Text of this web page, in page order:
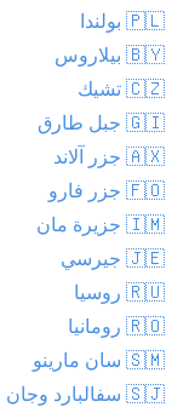
🇵🇱 بولندا
🇧🇾 بيلاروس
🇨🇿 تشيك
🇬🇮 جبل طارق
🇦🇽 جزر آلاند
🇫🇴 جزر فارو
🇮🇲 جزيرة مان
🇯🇪 جيرسي
🇷🇺 روسيا
🇷🇴 رومانيا
🇸🇲 سان مارينو
🇸🇯 سفالبارد وجان ماين